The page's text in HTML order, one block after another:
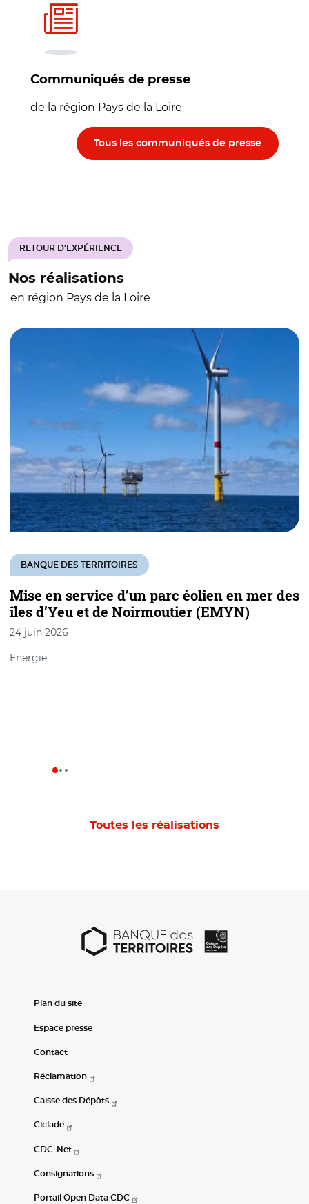
Communiqués de presse
de la région Pays de la Loire
Tous les communiqués de presse
RETOUR D'EXPÉRIENCE
Nos réalisations
en région Pays de la Loire
Mise en service d’un parc éolien en mer des
îles d’Yeu et de Noirmoutier (EMYN)
BANQUE DES TERRITOIRES
24 juin 2026
Energie
Toutes les réalisations
Plan du site
Espace presse
Contact
Réclamation
Caisse des Dépôts
Ciclade
CDC-Net
Consignations
Portail Open Data CDC